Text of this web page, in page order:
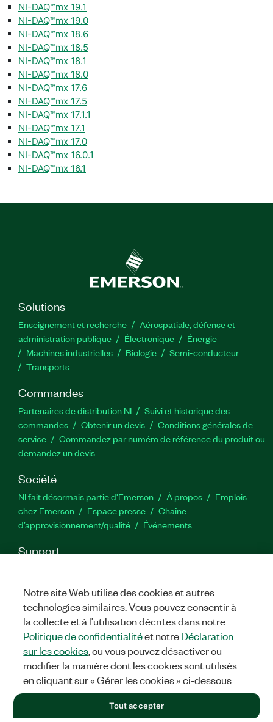
NI-DAQ™mx 19.1
NI-DAQ™mx 19.0
NI-DAQ™mx 18.6
NI-DAQ™mx 18.5
NI-DAQ™mx 18.1
NI-DAQ™mx 18.0
NI-DAQ™mx 17.6
NI-DAQ™mx 17.5
NI-DAQ™mx 17.1.1
NI-DAQ™mx 17.1
NI-DAQ™mx 17.0
NI-DAQ™mx 16.0.1
NI-DAQ™mx 16.1
Solutions
Enseignement et recherche
Aérospatiale, défense et
administration publique
Électronique
Énergie​
Machines industrielles
Biologie
Semi-conducteur
Transports
Commandes
Partenaires de distribution NI
Suivi et historique des
commandes
Obtenir un devis
Conditions générales de
service
Commandez par numéro de référence du produit ou
demandez un devis
Société
NI fait désormais partie d'Emerson À propos
Emplois
chez Emerson
Espace presse
Chaîne
d’approvisionnement/qualité
Événements
Support
service
Commentaires sur le site
TwitterYouTube
©2026NATIONAL INSTRUMENTS CORP. TOUS DROITS RÉSERVÉS.
Notre site Web utilise des cookies et autres
technologies similaires. Vous pouvez consentir à
la collecte et à l’utilisation décrites dans notre
Politique de confidentialitéet notreDéclaration
sur les cookies , ou vous pouvez désactiver ou
modifier la manière dont les cookies sont utilisés
en cliquant sur « Gérer les cookies » ci-dessous.
Tout accepter